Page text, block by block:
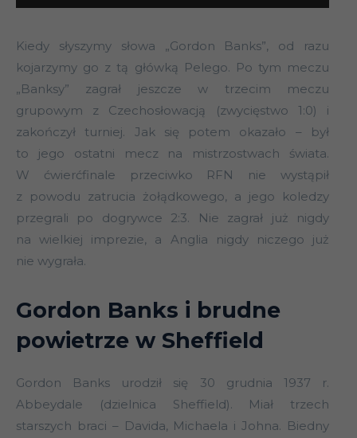
Kiedy słyszymy słowa „Gordon Banks”, od razu
kojarzymy go z tą główką Pelego. Po tym meczu
„Banksy” zagrał jeszcze w trzecim meczu
grupowym z Czechosłowacją (zwycięstwo 1:0) i
zakończył turniej. Jak się potem okazało – był
to jego ostatni mecz na mistrzostwach świata.
W ćwierćfinale przeciwko RFN nie wystąpił
z powodu zatrucia żołądkowego, a jego koledzy
przegrali po dogrywce 2:3. Nie zagrał już nigdy
na wielkiej imprezie, a Anglia nigdy niczego już
nie wygrała.
Gordon Banks i brudne
powietrze w Sheffield
Gordon Banks urodził się 30 grudnia 1937 r.
Abbeydale (dzielnica Sheffield). Miał trzech
starszych braci – Davida, Michaela i Johna. Biedny